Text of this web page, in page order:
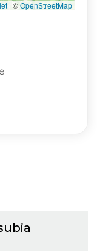
| ©OpenStreetMap